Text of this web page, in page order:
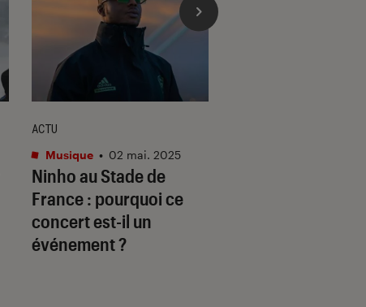
Ninho au Stade de
France : pourquoi ce
concert est-il un
événement ?
ACTU
Musique • 02 mai. 2025